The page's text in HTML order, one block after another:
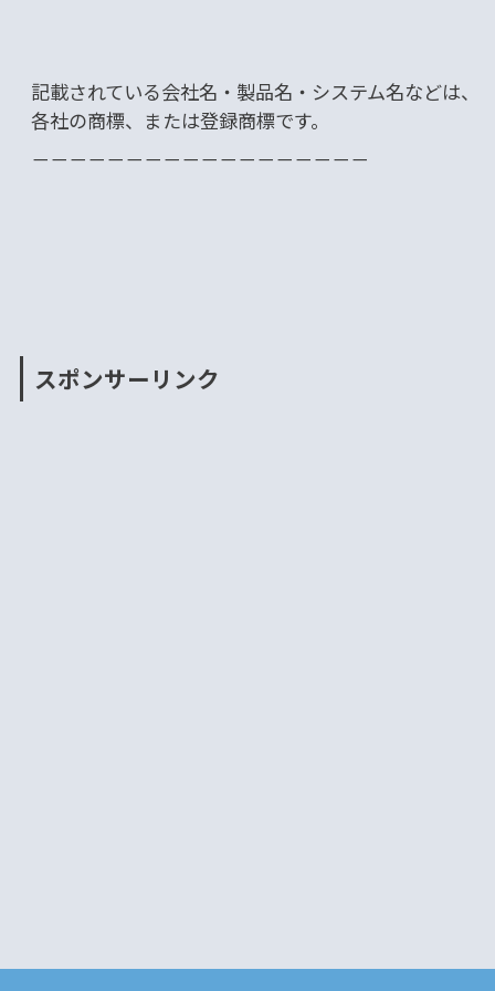
記載されている会社名・製品名・システム名などは、
各社の商標、または登録商標です。
－－－－－－－－－－－－－－－－－－
スポンサーリンク